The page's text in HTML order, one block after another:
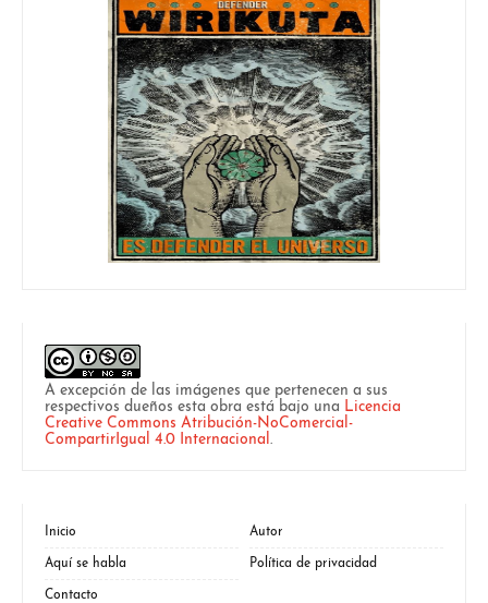
A excepción de las imágenes que pertenecen a sus
respectivos dueños esta obra está bajo una Licencia
Creative Commons Atribución-NoComercial-
CompartirIgual 4.0 Internacional.
Inicio Autor
Aquí se habla Política de privacidad
Contacto